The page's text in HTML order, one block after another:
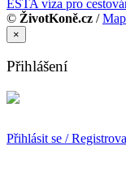
ESTA víza pro
© ŽivotKoně.cz /
×
Přihlášení
Přihlásit se /